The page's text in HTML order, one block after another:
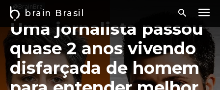
brain Brasil
@BrainBrz
Uma jornalista passou
quase 2 anos vivendo
disfarçada de homem